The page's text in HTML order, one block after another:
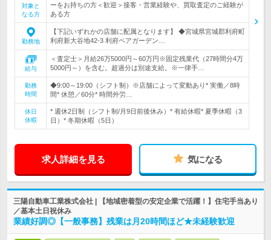
対象と
なる方
ーをお持ちの方＜歓迎＞接客・営業経験や、買取査定のご経験が
ある方
勤務地
【下記いずれかの店舗に配属となります】 ◆宮城県宮城郡利府町
利府新大谷地42-3 利府ペアガーデン…
給与
＜査定士＞月給26万5000円～60万円※固定残業代（27時間分4万
5000円～）を含む。超過分は別途支給。※一律手…
勤務
時間
◆9:00～19:00（シフト制）※店舗によって変動あり* 実働／8時
間* 休憩／60分* 時間外労…
休日
休暇
* 週休2日制（シフト制/月9日前後休み）* 有給休暇* 夏季休暇（3
日）* 冬期休暇（5日）
求人詳細を見る 気になる
三陽自動車工業株式会社 | 【地域密着型の安定企業で活躍！】住宅手当あり
／基本土日祝休み
業績好調◎【一般事務】残業は月20時間ほど★未経験歓迎